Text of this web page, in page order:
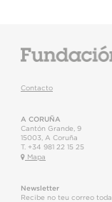
Contacto
A CORUÑA
Cantón Grande, 9
15003
A Coruña
T. +34 981 22 15 25
Mapa
Newsletter
Recibe no teu correo